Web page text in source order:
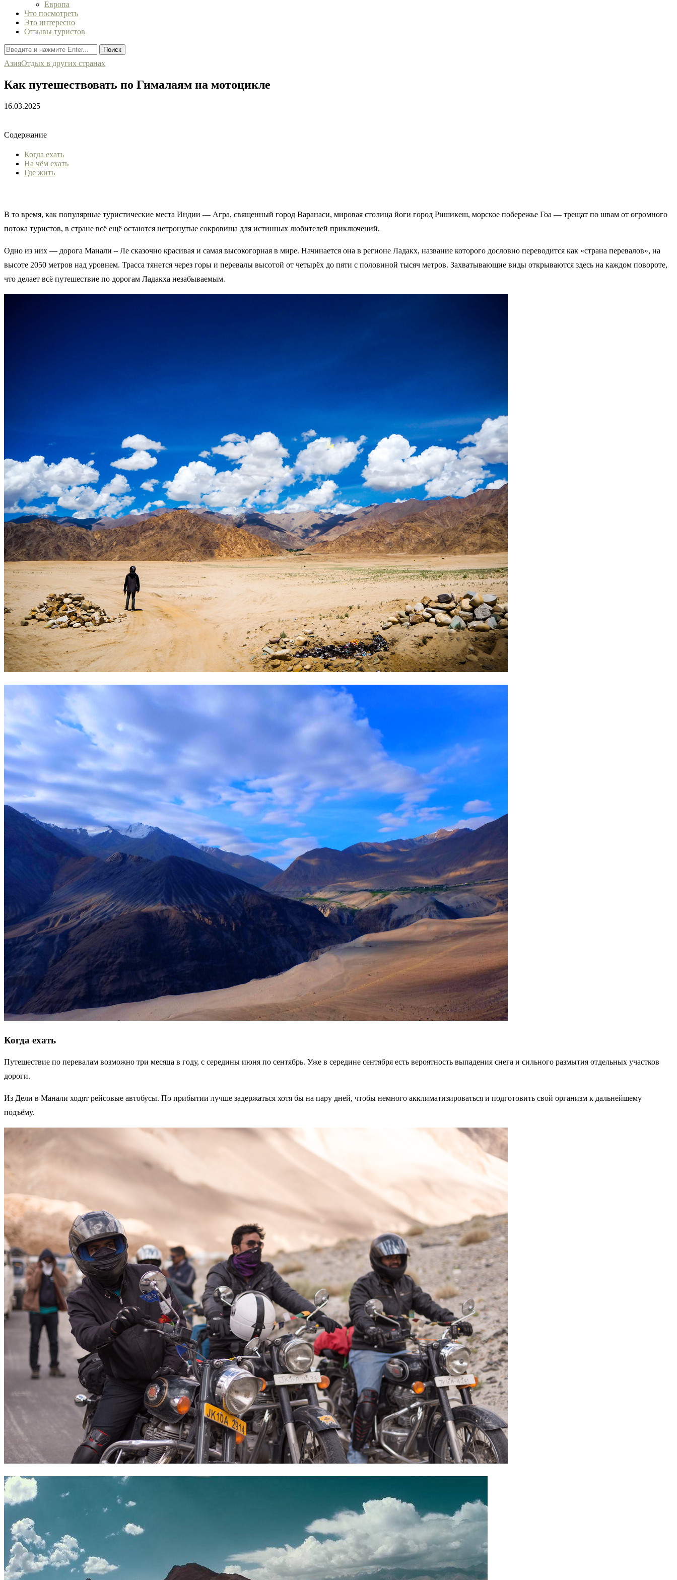
Европа
Что посмотреть
Это интересно
Отзывы туристов
Поиск
АзияОтдых в других странах
Как путешествовать по Гималаям на мотоцикле
16.03.2025
Содержание
Когда ехать
На чём ехать
Где жить
В то время, как популярные туристические места Индии — Агра, священный город Варанаси, мировая столица йоги город Ришикеш, морское побережье Гоа — трещат по швам от огромного
потока туристов, в стране всё eщё остаются нетронутые сокровища для истинных любителей приключений.
Одно из них — дорога Манали – Ле сказочно красивая и самая высокогорная в мире. Начинается она в регионе Ладакх, название которого дословно переводится как «страна перевалов», на
высоте 2050 метров над уровнем. Трасса тянется через горы и перевалы высотой от четырёх до пяти с половиной тысяч метров. Захватывающие виды открываются здесь на каждом повороте,
что делает всё путешествие по дорогам Ладакха незабываемым.
Когда ехать
Путешествие по перевалам возможно три месяца в году, с середины июня по сентябрь. Уже в середине сентября есть вероятность выпадения снега и сильного размытия отдельных участков
дороги.
Из Дели в Манали ходят рейсовые автобусы. По прибытии лучше задержаться хотя бы на пару дней, чтобы немного акклиматизироваться и подготовить свой организм к дальнейшему
подъёму.